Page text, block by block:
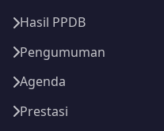
Hasil PPDB
Pengumuman
Agenda
Prestasi